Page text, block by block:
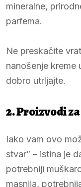
mineralne,
parfema.
Ne preskačite
nanošenje kreme
dobro utrljajte.
2. Proizvodi
Iako vam ovo
stvar” – istina je
potrebniji
masnija,